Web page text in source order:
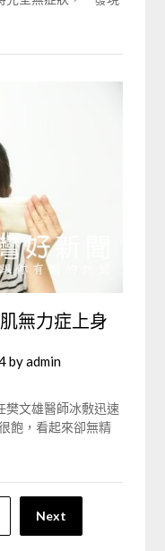
無力症上身
byadmin
樊文雄醫師冰敷迅速
飽，看起來卻無精
Next